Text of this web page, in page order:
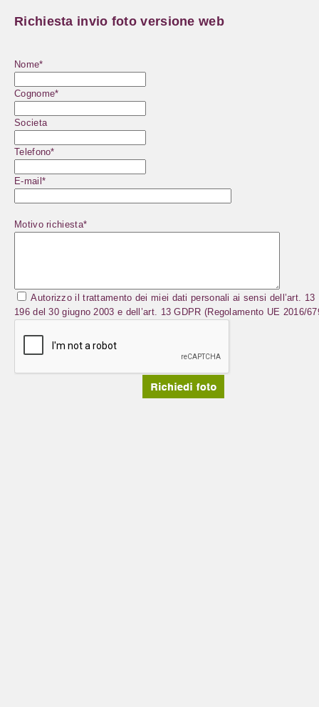
Richiesta invio foto versione web
Nome*
Cognome*
Societa
Telefono*
E-mail*
Motivo richiesta*
Autorizzo il trattamento dei miei dati personali ai sensi dell’art. 13
196 del 30 giugno 2003 e dell’art. 13 GDPR (Regolamento UE 2016/